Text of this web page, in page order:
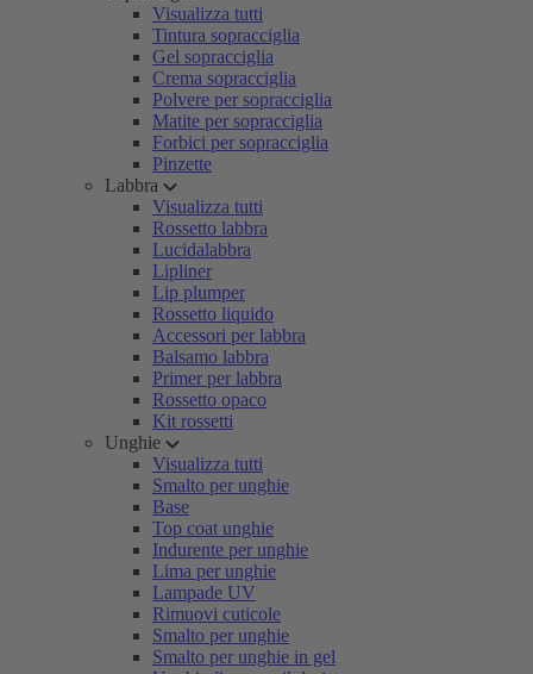
Visualizza tutti
Tintura sopracciglia
Gel sopracciglia
Crema sopracciglia
Polvere per sopracciglia
Matite per sopracciglia
Forbici per sopracciglia
Pinzette
Labbra
Visualizza tutti
Rossetto labbra
Lucidalabbra
Lipliner
Lip plumper
Rossetto liquido
Accessori per labbra
Balsamo labbra
Primer per labbra
Rossetto opaco
Kit rossetti
Unghie
Visualizza tutti
Smalto per unghie
Base
Top coat unghie
Indurente per unghie
Lima per unghie
Lampade UV
Rimuovi cuticole
Smalto per unghie
Smalto per unghie in gel